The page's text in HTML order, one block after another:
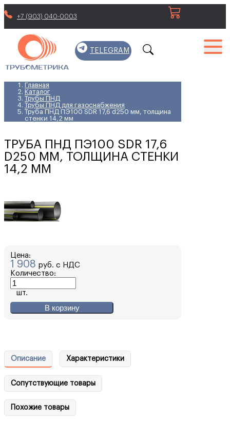
+7 (903) 040-0003
TELEGRAM
Главная
Каталог
Трубы ПНД
Трубы ПНД для газоснабжения
Труба ПНД ПЭ100 SDR 17,6 d250 мм, толщина
стенки 14,2 мм
ТРУБА ПНД ПЭ100 SDR 17,6
D250 ММ, ТОЛЩИНА СТЕНКИ
14,2 ММ
Цена:
1 908 руб. с НДС
Количество:
шт.
В корзину
Описание Характеристики
Сопутствующие товары
Похожие товары